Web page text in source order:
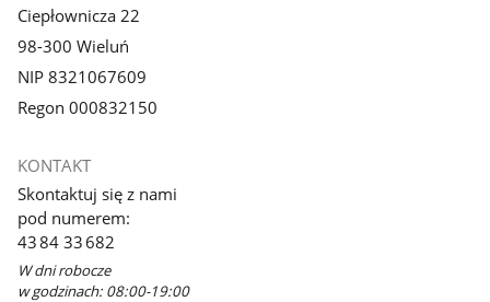
Ciepłownicza 22
98-300 Wieluń
NIP 8321067609
Regon 000832150
KONTAKT
Skontaktuj się z nami
pod numerem:
43 84 33 682
W dni robocze
w godzinach: 08:00-19:00